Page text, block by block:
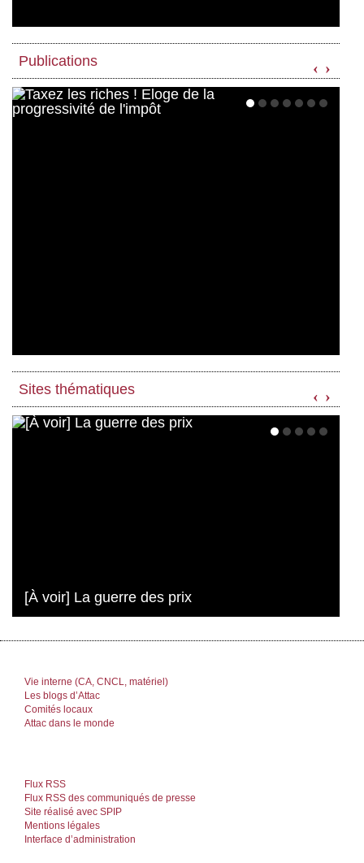
Publications ‹ ›
Sites thématiques
[À voir] La guerre des prix
‹ ›
Vie interne (CA, CNCL, matériel)
Les blogs d’Attac
Comités locaux
Attac dans le monde
Flux RSS
Flux RSS des communiqués de presse
Site réalisé avec SPIP
Mentions légales
Interface d’administration